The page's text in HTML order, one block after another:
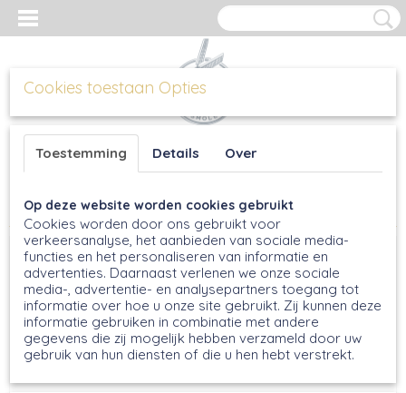
Inloggen Registreren
Home >Broodmixen>Spelt-Meergranenmix, 5kg
Cookies toestaan Opties
Toestemming Details Over
Op deze website worden cookies gebruikt
Cookies worden door ons gebruikt voor
verkeersanalyse, het aanbieden van sociale media-
functies en het personaliseren van informatie en
advertenties. Daarnaast verlenen we onze sociale
media-, advertentie- en analysepartners toegang tot
informatie over hoe u onze site gebruikt. Zij kunnen deze
informatie gebruiken in combinatie met andere
gegevens die zij mogelijk hebben verzameld door uw
gebruik van hun diensten of die u hen hebt verstrekt.